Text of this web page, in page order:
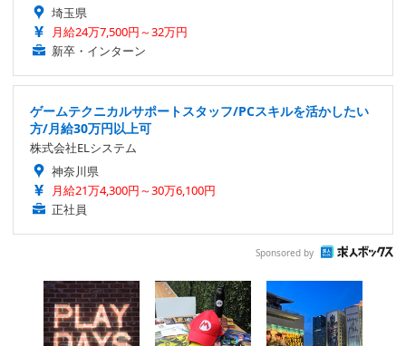
埼玉県
月給24万7,500円～32万円
新卒・インターン
ゲームテクニカルサポートスタッフ/PCスキルを活かしたい
方/月給30万円以上可
株式会社ELシステム
神奈川県
月給21万4,300円～30万6,100円
正社員
Sponsored by